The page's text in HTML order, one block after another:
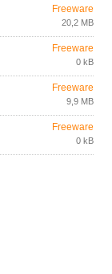
Freeware
20,2 MB
Freeware
0 kB
Freeware
9,9 MB
Freeware
0 kB